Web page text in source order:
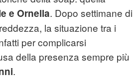
e Ornella. Dopo settimane di
la situazione tra i
per complicarsi
della presenza sempre più
.